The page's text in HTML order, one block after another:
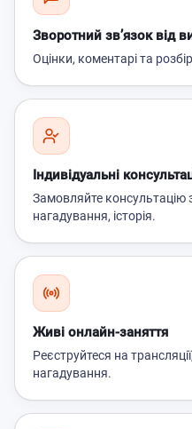
Зворотний зв’язок від
Оцінки, коментарі та
Індивідуальні
Замовляйте консультацію
нагадування, історія.
Живі онлайн-заняття
Реєструйтеся на
нагадування.